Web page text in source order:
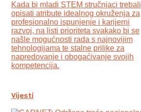
Kada bi mladi STEM stručnjaci trebali
opisati atribute idealnog okruženja za
profesionalno ispunjenje i karijerni
razvoj, na listi prioriteta svakako bi se
našle mogućnosti rada s najnovijim
tehnologijama te stalne prilike za
napredovanje i obogaćivanje svojih
kompetencija.
Vijesti